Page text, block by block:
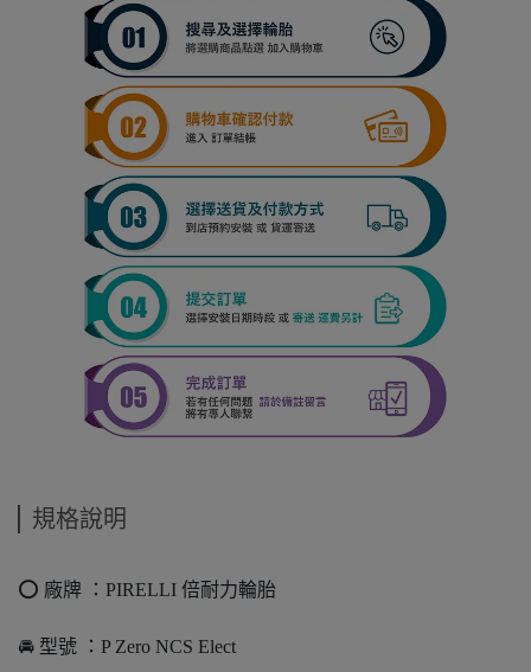
規格說明
⭕️ 廠牌 ：PIRELLI 倍耐力輪胎
🚘 型號 ：P Zero NCS Elect